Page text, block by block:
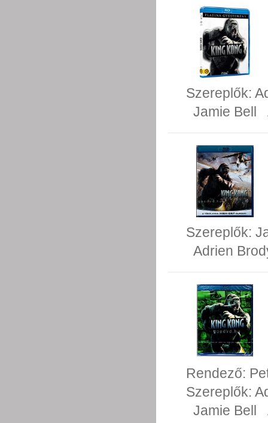
Szereplők:
Jamie Bell
Szereplők:
Adrien
Rendező:
Szereplők:
Jamie Bell